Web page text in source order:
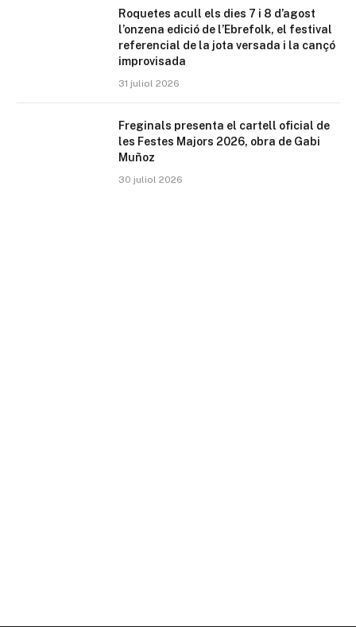
Roquetes acull els dies 7 i 8 d’agost
l’onzena edició de l’Ebrefolk, el festival
referencial de la jota versada i la cançó
improvisada
31 juliol 2026
Freginals presenta el cartell oficial de
les Festes Majors 2026, obra de Gabi
Muñoz
30 juliol 2026